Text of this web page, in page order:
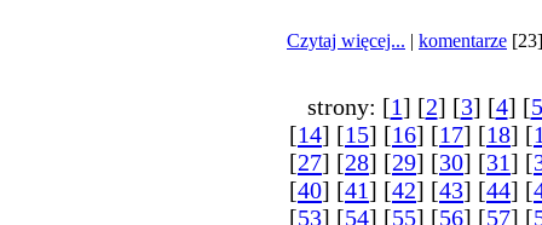
Czytaj więcej... | komentarze [23]
strony: [1] [2] [3] [4] [5
[14] [15] [16] [17] [18] [
[27] [28] [29] [30] [31] [
[40] [41] [42] [43] [44] [
[53] [54] [55] [56] [57] [